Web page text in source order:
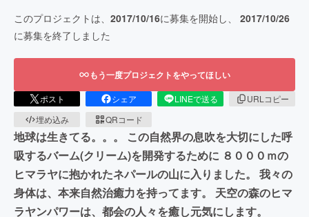
このプロジェクトは、 2017/10/16に募集を開始し、 2017/10/26
に募集を終了しました
もう一度プロジェクトをやってほしい
ポスト シェア LINEで送る
URLコピー
埋め込み
QRコード
地球は生きてる。。。 この自然界の息吹を大切にした呼
吸するバーム(クリーム)を開発するために ８０００ｍの
ヒマラヤに抱かれたネパールの山に入りました。 我々の
身体は、本来自然治癒力を持ってます。 天空の森のヒマ
ラヤンパワーは、都会の人々を癒し元気にします。